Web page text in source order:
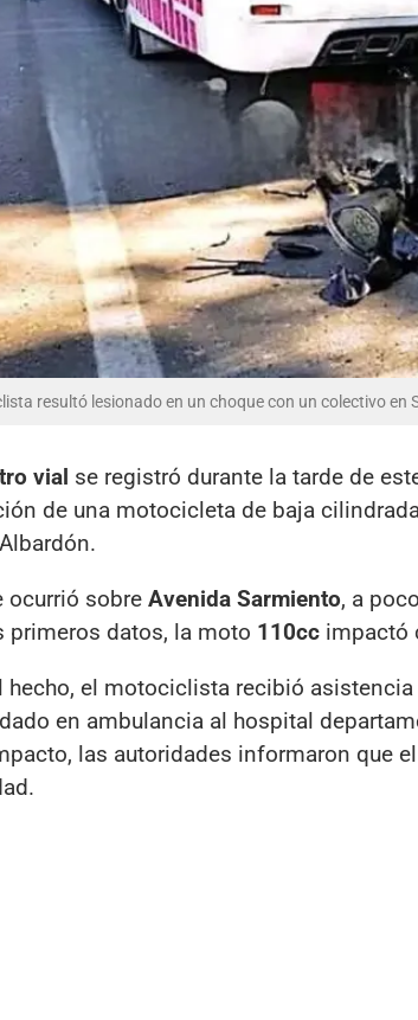
resultó lesionado en un choque con un colectivo en
vial se registró durante la tarde de
de una motocicleta de baja
ocurrió sobre Avenida Sarmiento, a
primeros datos, la moto 110cc impactó
hecho, el motociclista recibió
en ambulancia al hospital
las autoridades informaron que